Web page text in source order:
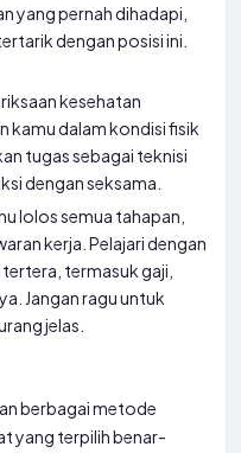
yang pernah dihadapi,
dengan posisi ini.
kesehatan
kamu dalam kondisi fisik
tugas sebagai teknisi
dengan seksama.
lolos semua tahapan,
kerja. Pelajari dengan
termasuk gaji,
Jangan ragu untuk
jelas.
berbagai metode
yang terpilih benar-